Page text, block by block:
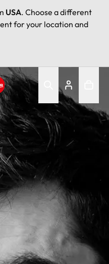
USA. Choose a different
for your location and
logo - Home